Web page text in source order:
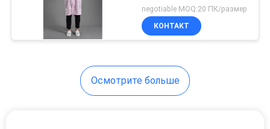
статических
деликатных областей
negotiable MOQ:20 ПК/размер
КОНТАКТ
Осмотрите больше